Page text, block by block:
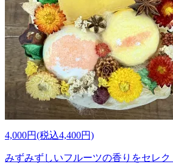
4,000円(税込4,400円)
みずみずしいフルーツの香りをセレ